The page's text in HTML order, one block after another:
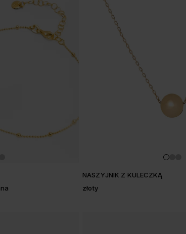
NASZYJNIK Z KULECZKĄ
złoty